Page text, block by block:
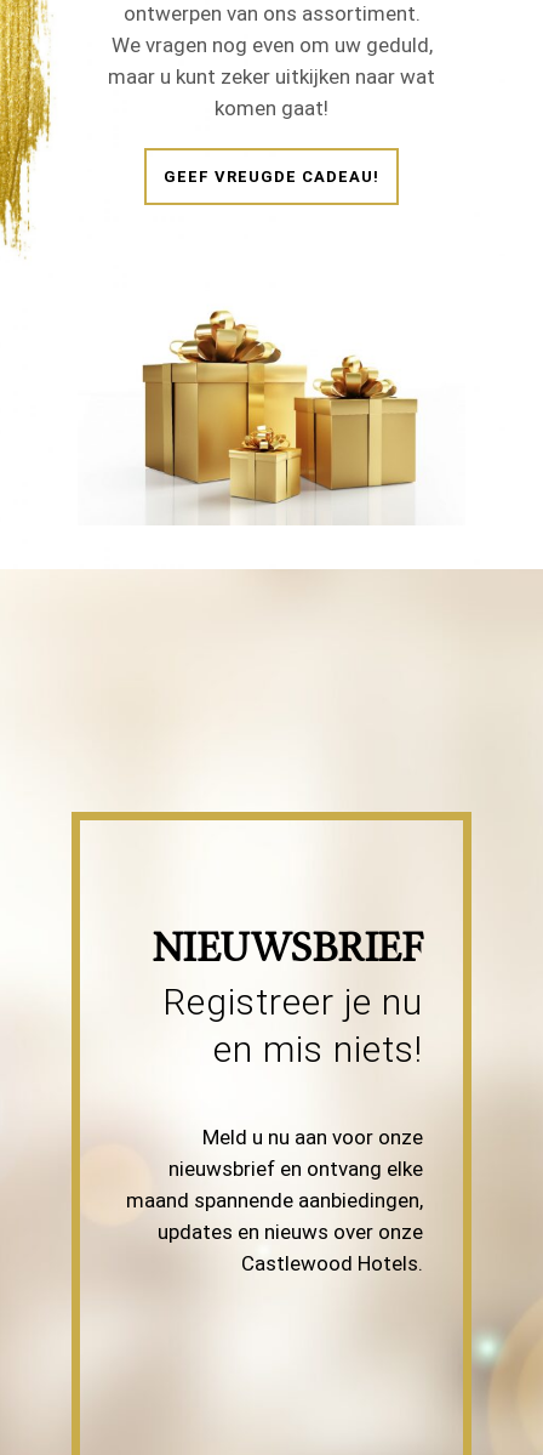
ontwerpen van ons assortiment.
We vragen nog even om uw geduld,
maar u kunt zeker uitkijken naar wat
komen gaat!
GEEF VREUGDE CADEAU!
NIEUWSBRIEF
Registreer je nu
en mis niets!
Meld u nu aan voor onze
nieuwsbrief en ontvang elke
maand spannende aanbiedingen,
updates en nieuws over onze
Castlewood Hotels.